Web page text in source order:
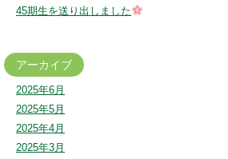
45期生を送り出しました
アーカイブ
2025年6月
2025年5月
2025年4月
2025年3月